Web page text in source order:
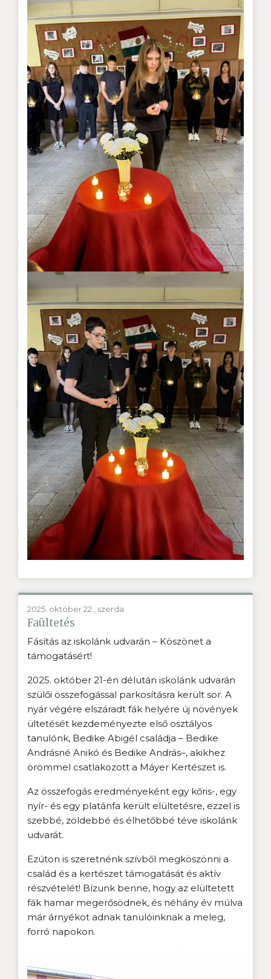
2025. október 22., szerda
Faültetés
Fásítás az iskolánk udvarán – Köszönet a
támogatásért!
2025. október 21-én délután iskolánk udvarán
szülői összefogással parkosításra került sor. A
nyár végére elszáradt fák helyére új növények
ültetését kezdeményezte első osztályos
tanulónk, Bedike Abigél családja – Bedike
Andrásné Anikó és Bedike András–, akikhez
örömmel csatlakozott a Máyer Kertészet is.
Az összefogás eredményeként egy kőris-, egy
nyír- és egy platánfa került elültetésre, ezzel is
szebbé, zöldebbé és élhetőbbé téve iskolánk
udvarát.
Ezúton is szeretnénk szívből megköszönni a
család és a kertészet támogatását és aktív
részvételét! Bízunk benne, hogy az elültetett
fák hamar megerősödnek, és néhány év múlva
már árnyékot adnak tanulóinknak a meleg,
forró napokon.